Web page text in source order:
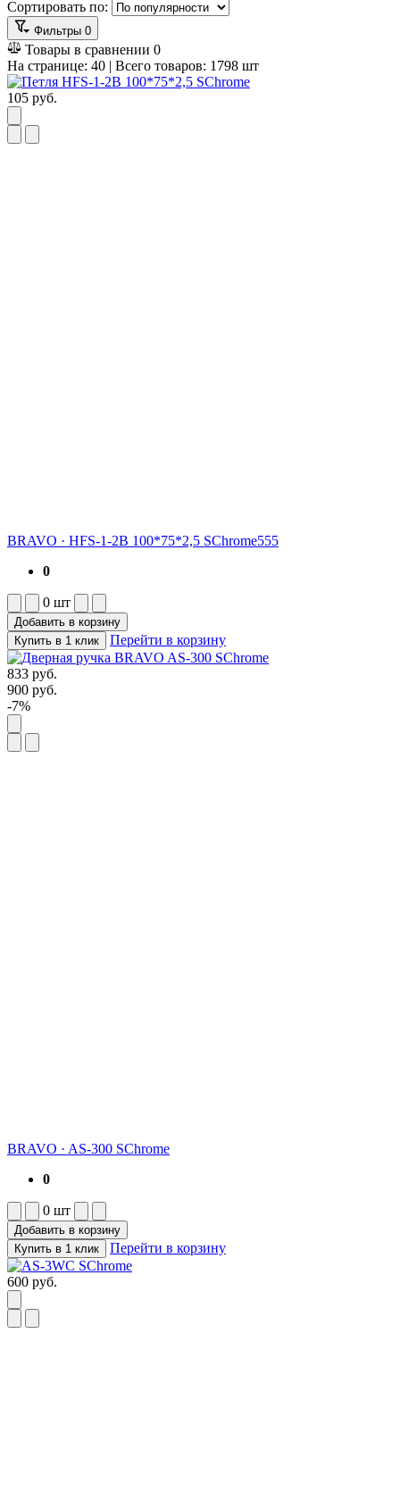
Сортировать по:
Фильтры 0
Товары в сравнении 0
На странице: 40 | Всего товаров: 1798 шт
105 руб.
BRAVO · HFS-1-2B 100*75*2,5 SChrome555
0
0 шт
Добавить в корзину
Купить в 1 клик
Перейти в корзину
833 руб.
900 руб.
-7%
BRAVO · AS-300 SChrome
0
0 шт
Добавить в корзину
Купить в 1 клик
Перейти в корзину
600 руб.